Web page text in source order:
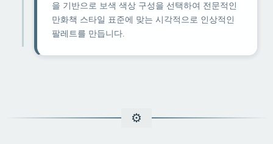
을 기반으로 보색 색상 구성을 선택하여 전문적인
만화책 스타일 표준에 맞는 시각적으로 인상적인
팔레트를 만듭니다.